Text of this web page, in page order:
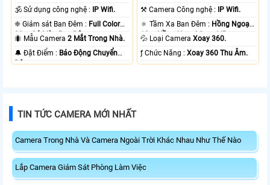
🕉️ Sử dụng công nghệ : IP Wifi.
❈ Giám sát Ban Đêm : Full Color
20m Có Màu Ban Ðêm.
🐜 Mẫu Camera2 Mắt Trong Nhà.
️🔔 Đặt Điểm : Báo Động Chuyển
Động.
⚒ Camera Công nghệ : IP Wifi.
🔅 Tầm Xa Ban Đêm : Hồng Ngoại
10m Hồng Ngoại Smart IR.
💦 Loại CameraXoay 360.
️ƒ Chức Năng :Xoay 360 Thu Âm.
TIN TỨC CAMERA MỚI NHẤT
Camera Trong Nhà Và Camera Ngoài Trời Khác Nhau Như Thế Nào
Lắp Camera Giám Sát Phòng Làm Việc